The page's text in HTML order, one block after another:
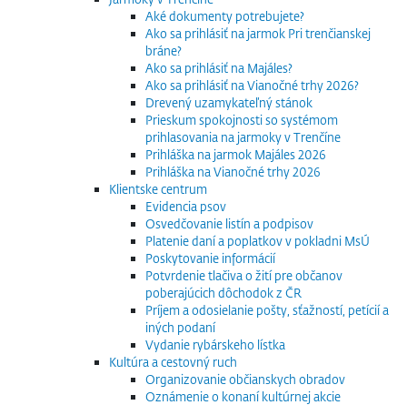
Aké dokumenty potrebujete?
Ako sa prihlásiť na jarmok Pri trenčianskej
bráne?
Ako sa prihlásiť na Majáles?
Ako sa prihlásiť na Vianočné trhy 2026?
Drevený uzamykateľný stánok
Prieskum spokojnosti so systémom
prihlasovania na jarmoky v Trenčíne
Prihláška na jarmok Majáles 2026
Prihláška na Vianočné trhy 2026
Klientske centrum
Evidencia psov
Osvedčovanie listín a podpisov
Platenie daní a poplatkov v pokladni MsÚ
Poskytovanie informácií
Potvrdenie tlačiva o žití pre občanov
poberajúcich dôchodok z ČR
Príjem a odosielanie pošty, sťažností, petícií a
iných podaní
Vydanie rybárskeho lístka
Kultúra a cestovný ruch
Organizovanie občianskych obradov
Oznámenie o konaní kultúrnej akcie